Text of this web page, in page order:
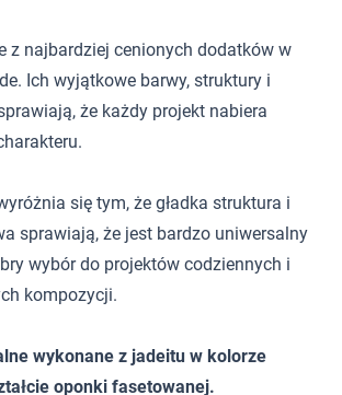
z najbardziej cenionych dodatków w
Ich wyjątkowe barwy, struktury i
że każdy projekt nabiera
się tym, że gładka struktura i
sprawiają, że jest bardzo uniwersalny
wybór do projektów codziennych i
kompozycji.
wykonane z jadeitu w kolorze
oponki fasetowanej.